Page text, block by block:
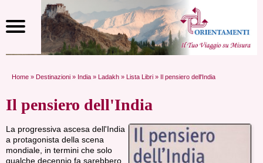
Home » Destinazioni » India » Ladakh » Lista Libri » Il pensiero dell'India
Il pensiero dell'India
La progressiva ascesa dell'India
a protagonista della scena
mondiale, in termini che solo
qualche decennio fa sarebbero